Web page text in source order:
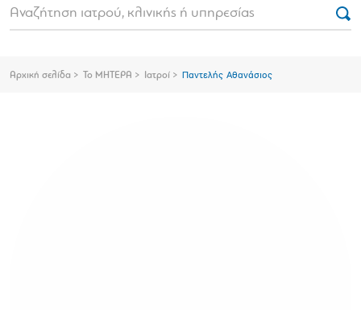
Αρχική σελίδα Το ΜΗΤΕΡΑ Ιατροί Παντελής Αθανάσιος